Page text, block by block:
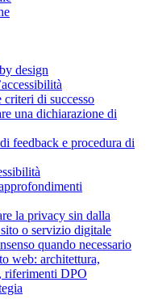
design
di successo
una dichiarazione di
feedback e procedura di
la privacy sin dalla
o servizio digitale
quando necessario
web: architettura,
riferimenti DPO